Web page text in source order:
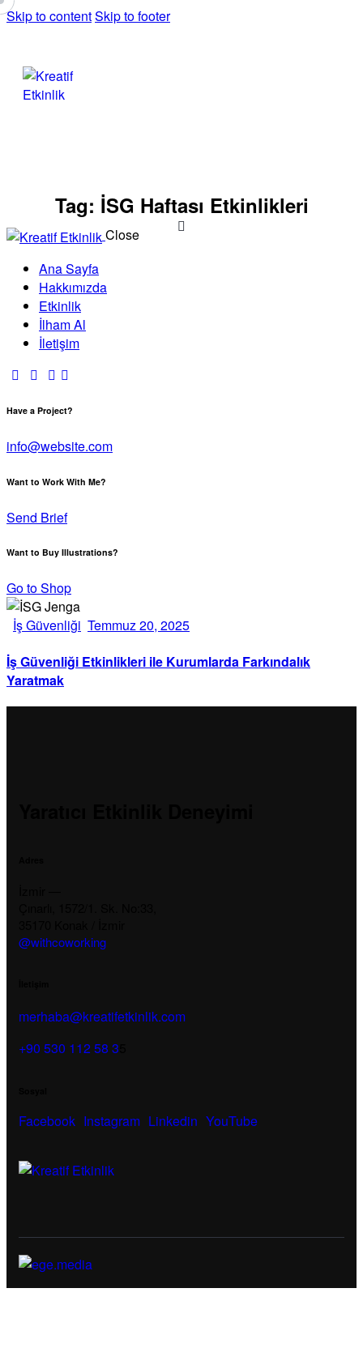
Skip to contentSkip to footer
Tag: İSG Haftası Etkinlikleri
Close
Ana Sayfa
Hakkımızda
Etkinlik
İlham Al
İletişim
Have a Project?
info@website.com
Want to Work With Me?
Send Brief
Want to Buy Illustrations?
Go to Shop
İş Güvenliği Temmuz 20, 2025
İş Güvenliği Etkinlikleri ile Kurumlarda Farkındalık
Yaratmak
@withcoworking
merhaba@kreatifetkinlik.com
+90 530 112 58 3
Facebook Instagram Linkedin YouTube